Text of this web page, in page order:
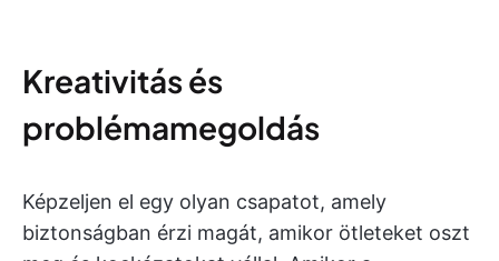
Kreativitás és
problémamegoldás
Képzeljen el egy olyan csapatot, amely
biztonságban érzi magát, amikor ötleteket oszt